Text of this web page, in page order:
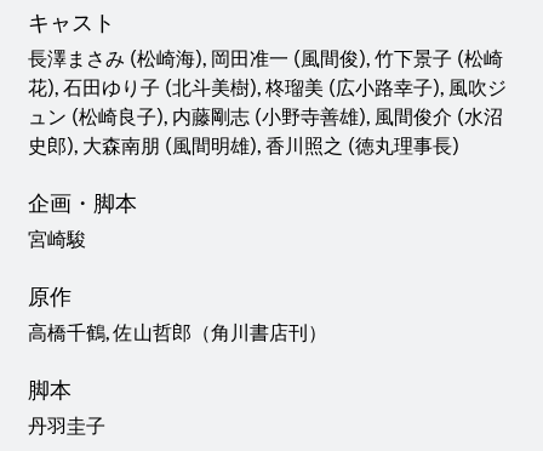
キャスト
長澤まさみ (松崎海), 岡田准一 (風間俊), 竹下景子 (松崎
花), 石田ゆり子 (北斗美樹), 柊瑠美 (広小路幸子), 風吹ジ
ュン (松崎良子), 内藤剛志 (小野寺善雄), 風間俊介 (水沼
史郎), 大森南朋 (風間明雄), 香川照之 (徳丸理事長)
企画・脚本
宮崎駿
原作
高橋千鶴, 佐山哲郎（角川書店刊）
脚本
丹羽圭子